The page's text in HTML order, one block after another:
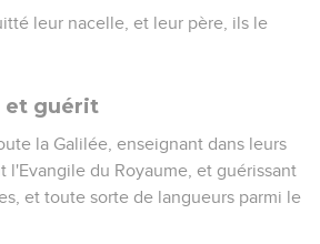
leur nacelle, et leur père, ils le
et guérit
la Galilée, enseignant dans leurs
l'Evangile du Royaume, et guérissant
et toute sorte de langueurs parmi le